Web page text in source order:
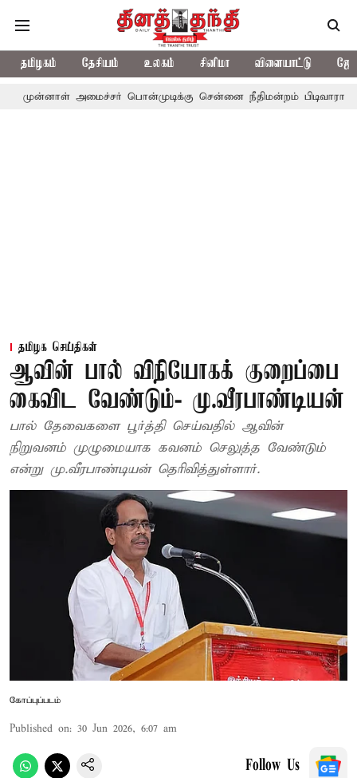
தமிழகம் தேசியம் உலகம் சினிமா விளையாட்டு
அமைச்சர் பொன்முடிக்கு சென்னை நீதிமன்றம் பிடிவாராண்ட்
தமிழக செய்திகள்
ஆவின் பால் விநியோகக் குறைப்பை
கைவிட வேண்டும்- மு.வீரபாண்டியன்
பால் தேவைகளை பூர்த்தி செய்வதில் ஆவின்
நிறுவனம் முழுமையாக கவனம் செலுத்த வேண்டும்
என்று மு.வீரபாண்டியன் தெரிவித்துள்ளார்.
கோப்புப்படம்
Published on: 30 Jun 2026, 6:07 am
Follow Us